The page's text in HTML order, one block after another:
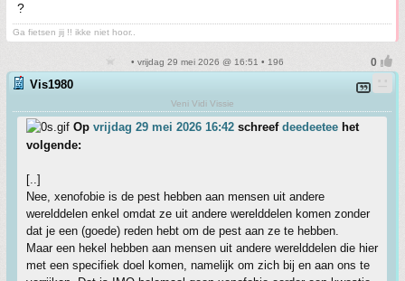
?
Ga fietsen jij !! ikke niet hoor..
• vrijdag 29 mei 2026 @ 16:51 • 196
Vis1980
Veni Vidi Vissie
Op vrijdag 29 mei 2026 16:42 schreef deedeetee het
volgende:
[..]
Nee, xenofobie is de pest hebben aan mensen uit andere
werelddelen enkel omdat ze uit andere werelddelen komen zonder
dat je een (goede) reden hebt om de pest aan ze te hebben.
Maar een hekel hebben aan mensen uit andere werelddelen die hier
met een specifiek doel komen, namelijk om zich bij en aan ons te